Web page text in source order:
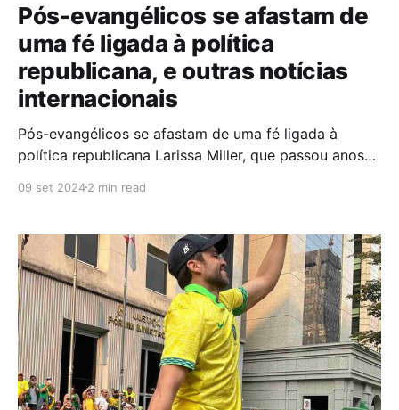
Pós-evangélicos se afastam de
uma fé ligada à política
republicana, e outras notícias
internacionais
Pós-evangélicos se afastam de uma fé ligada à
política republicana Larissa Miller, que passou anos
a fé tradicional ao não conseguir reconciliar sua
agora faz parte de um movimento crescente de
"pós-evangélicos", que rejeita
09 set 20242 min read